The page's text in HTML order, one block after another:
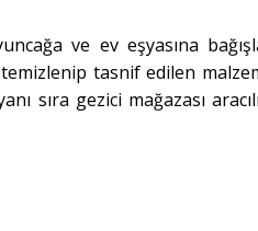
ve ev eşyasına
tasnif edilen
sıra gezici mağazası